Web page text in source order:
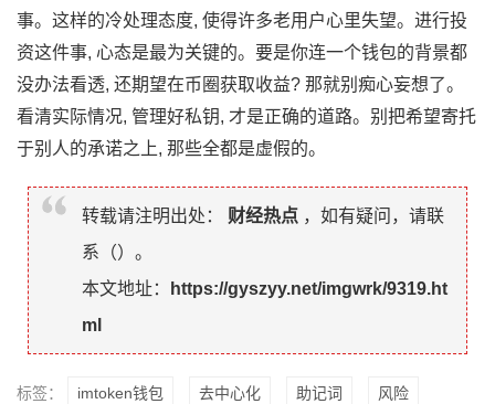
事。这样的冷处理态度, 使得许多老用户心里失望。进行投
资这件事, 心态是最为关键的。要是你连一个钱包的背景都
没办法看透, 还期望在币圈获取收益? 那就别痴心妄想了。
看清实际情况, 管理好私钥, 才是正确的道路。别把希望寄托
于别人的承诺之上, 那些全都是虚假的。
转载请注明出处： 财经热点 ，如有疑问，请联
系（）。
本文地址：
https://gyszyy.net/imgwrk/9319.ht
ml
标签： imtoken钱包 去中心化 助记词 风险